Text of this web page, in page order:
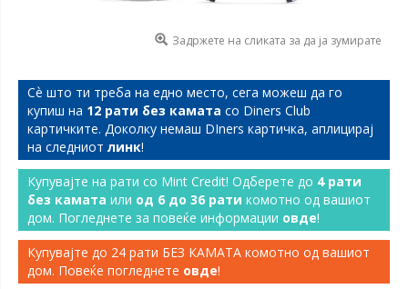
Задржете на сликата за да ја зумирате
Сѐ што ти треба на едно место, сега можеш да го
купиш на 12 рати без камата со Diners Club
картичките. Доколку немаш DIners картичка, аплицирај
на следниот линк!
Купувајте на рати со Mint Credit! Одберете до 4 рати
без камата или од 6 до 36 рати комотно од вашиот
дом. Погледнете за повеќе информации овде!
Купувајте до 24 рати БЕЗ КАМАТА комотно од вашиот
дом. Повеќе погледнете овде!